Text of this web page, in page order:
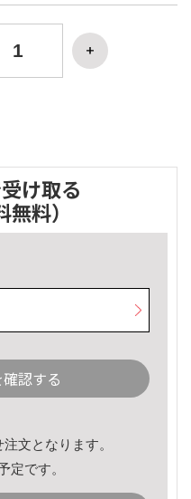
け取る
無料）
認する
文となります。
定です。